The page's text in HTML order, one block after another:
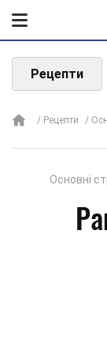
Рецепти
Рецепти
Основні